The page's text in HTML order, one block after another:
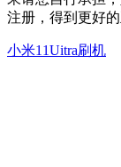
注册，得到更好的
小米11Uitra刷机